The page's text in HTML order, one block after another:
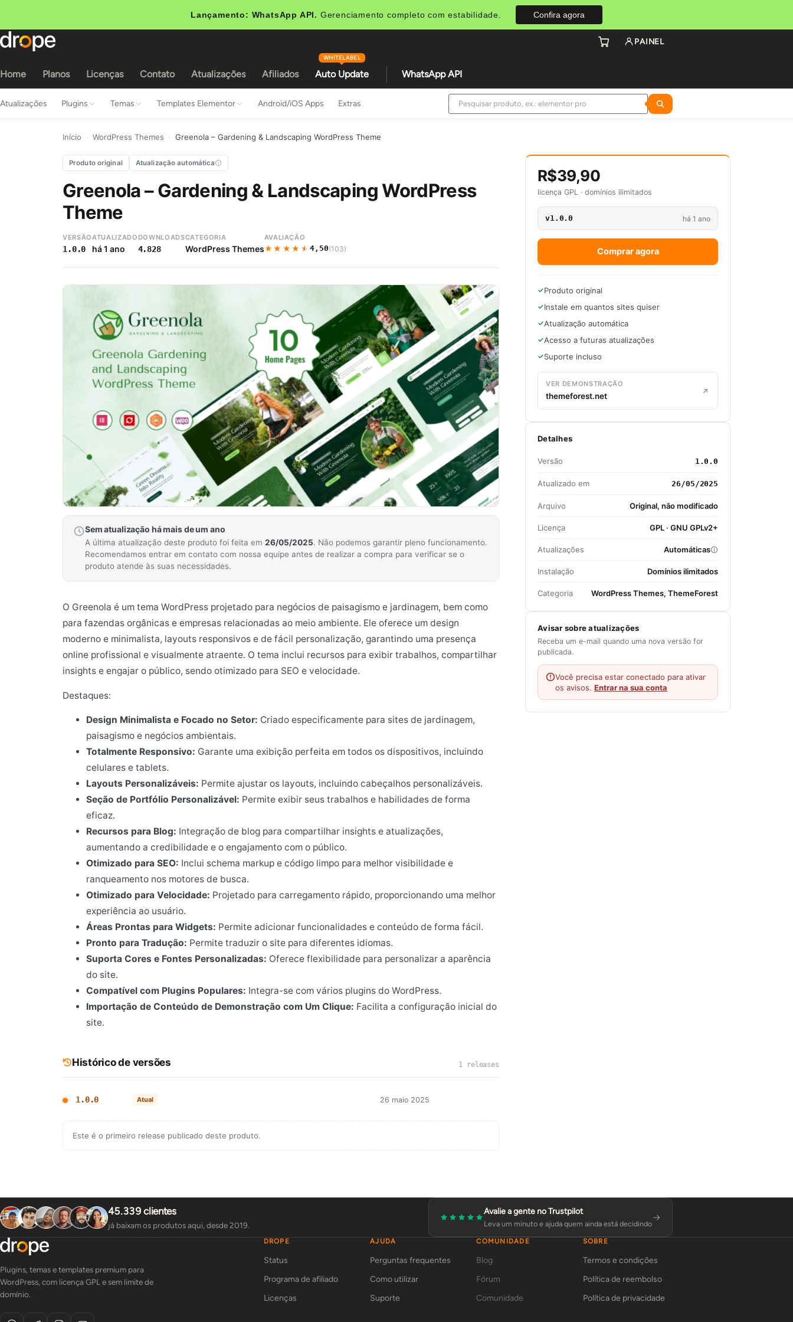
Lançamento: WhatsApp API. Gerenciamento completo com estabilidade. Confira agora
Home Planos Licenças Contato Atualizações Afiliados Auto Update
WHITELABEL
WhatsApp API
PAINEL
Atualizações Plugins Temas Templates Elementor Android/iOS Apps Extras
Início WordPress Themes Greenola – Gardening & Landscaping WordPress Theme
Produto original Atualização automática
Greenola – Gardening & Landscaping WordPress
Theme
VERSÃO
1.0.0
ATUALIZADO
há 1 ano
DOWNLOADS
4.828
CATEGORIA
WordPress Themes
AVALIAÇÃO
★★★★★
★★★★★4,50(103)
Sem atualização há mais de um ano
A última atualização deste produto foi feita em 26/05/2025. Não podemos garantir pleno funcionamento.
Recomendamos entrar em contato com nossa equipe antes de realizar a compra para verificar se o
produto atende às suas necessidades.
O Greenola é um tema WordPress projetado para negócios de paisagismo e jardinagem, bem como
para fazendas orgânicas e empresas relacionadas ao meio ambiente. Ele oferece um design
moderno e minimalista, layouts responsivos e de fácil personalização, garantindo uma presença
online profissional e visualmente atraente. O tema inclui recursos para exibir trabalhos, compartilhar
insights e engajar o público, sendo otimizado para SEO e velocidade.
Destaques:
Design Minimalista e Focado no Setor: Criado especificamente para sites de jardinagem,
paisagismo e negócios ambientais.
Totalmente Responsivo: Garante uma exibição perfeita em todos os dispositivos, incluindo
celulares e tablets.
Layouts Personalizáveis: Permite ajustar os layouts, incluindo cabeçalhos personalizáveis.
Seção de Portfólio Personalizável: Permite exibir seus trabalhos e habilidades de forma
eficaz.
Recursos para Blog: Integração de blog para compartilhar insights e atualizações,
aumentando a credibilidade e o engajamento com o público.
Otimizado para SEO: Inclui schema markup e código limpo para melhor visibilidade e
ranqueamento nos motores de busca.
Otimizado para Velocidade: Projetado para carregamento rápido, proporcionando uma melhor
experiência ao usuário.
Áreas Prontas para Widgets: Permite adicionar funcionalidades e conteúdo de forma fácil.
Pronto para Tradução: Permite traduzir o site para diferentes idiomas.
Suporta Cores e Fontes Personalizadas: Oferece flexibilidade para personalizar a aparência
do site.
Compatível com Plugins Populares: Integra-se com vários plugins do WordPress.
Importação de Conteúdo de Demonstração com Um Clique: Facilita a configuração inicial do
site.
Histórico de versões 1 releases
1.0.0 Atual 26 maio 2025
Este é o primeiro release publicado deste produto.
R$39,90
licença GPL · domínios ilimitados
v1.0.0 há 1 ano
Comprar agora
Produto original
Instale em quantos sites quiser
Atualização automática
Acesso a futuras atualizações
Suporte incluso
VER DEMONSTRAÇÃO
themeforest.net
Detalhes
Versão 1.0.0
Atualizado em 26/05/2025
Arquivo Original, não modificado
Licença GPL · GNU GPLv2+
Atualizações Automáticas
Instalação Domínios ilimitados
Categoria WordPress Themes, ThemeForest
Avisar sobre atualizações
Receba um e-mail quando uma nova versão for
publicada.
Você precisa estar conectado para ativar
os avisos. Entrar na sua conta
45.339 clientes
já baixam os produtos aqui, desde 2019.
Avalie a gente no Trustpilot
Leva um minuto e ajuda quem ainda está decidindo
Plugins, temas e templates premium para
WordPress, com licença GPL e sem limite de
domínio.
DROPE
Status
Programa de afiliado
Licenças
AJUDA
Perguntas frequentes
Como utilizar
Suporte
COMUNIDADE
Blog
Fórum
Comunidade
SOBRE
Termos e condições
Política de reembolso
Política de privacidade